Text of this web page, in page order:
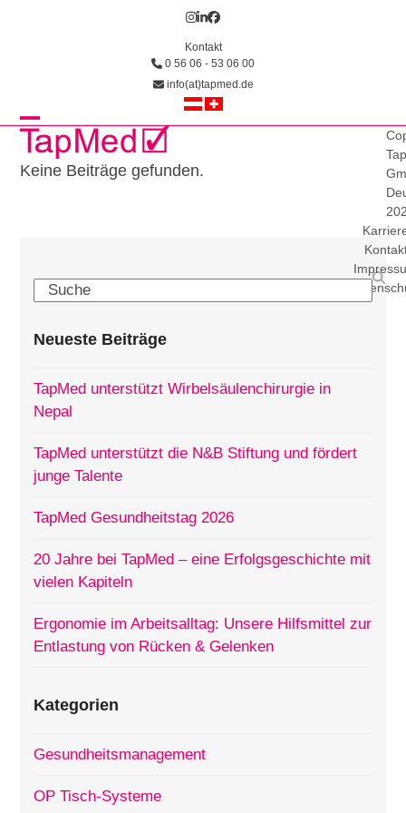
Instagram
LinkedIn
Facebook
Kontakt
0 56 06 - 53 06 00
info(at)tapmed.de
Open
mobile
Close
mobile
Keine Beiträge gefunden.
Search
Neueste Beiträge
TapMed unterstützt Wirbelsäulenchirurgie in
Nepal
TapMed unterstützt die N&B Stiftung und fördert
junge Talente
TapMed Gesundheitstag 2026
20 Jahre bei TapMed – eine Erfolgsgeschichte mit
vielen Kapiteln
Ergonomie im Arbeitsalltag: Unsere Hilfsmittel zur
Entlastung von Rücken & Gelenken
Kategorien
Gesundheitsmanagement
OP Tisch-Systeme